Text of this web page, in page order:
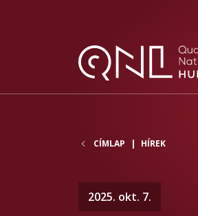
CÍMLAP HÍREK
2025. okt. 7.